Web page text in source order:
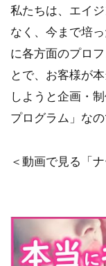
私たちは、エイ
なく、今まで培
に各方面のプロ
とで、お客様が
しようと企画・
プログラム」なの
＜動画で見る「